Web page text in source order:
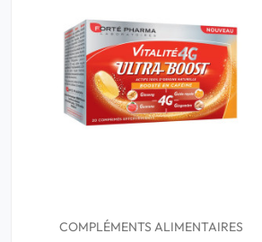
COMPLÉMENTS ALIMENTAIRES